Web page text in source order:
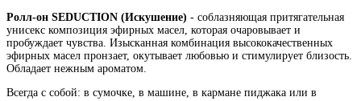
Ролл-он SEDUCTION (Искушение) - соблазняющая притягательная
унисекс композиция эфирных масел, которая очаровывает и
пробуждает чувства. Изысканная комбинация высококачественных
эфирных масел пронзает, окутывает любовью и стимулирует близость.
Обладает нежным ароматом.
Всегда с собой: в сумочке, в машине, в кармане пиджака или в